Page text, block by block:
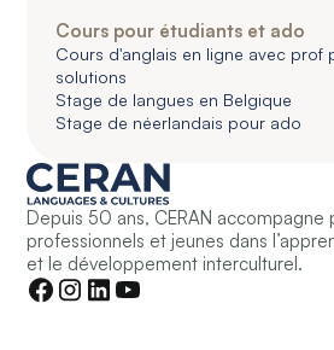
Cours pour étudiants et ado
Cours d'anglais en ligne avec prof
solutions
Stage de langues en Belgique
Stage de néerlandais pour ado
Depuis 50 ans, CERAN accompagne
professionnels et jeunes dans
et le développement interculturel.